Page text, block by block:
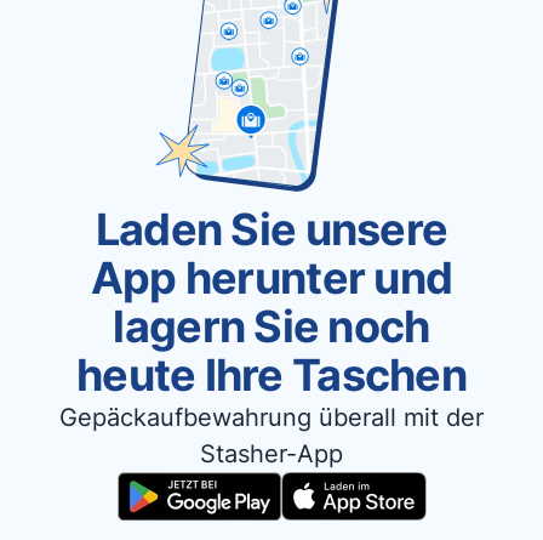
Laden Sie unsere
App herunter und
lagern Sie noch
heute Ihre Taschen
Gepäckaufbewahrung überall mit der
Stasher-App